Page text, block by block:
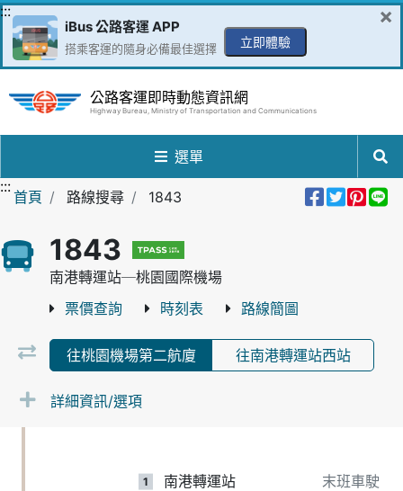
跳到主要內容區
:::
iBus 公路客運 APP
搭乘客運的隨身必備最佳選擇 立即體驗
×
公路客運即時動態資訊網
Highway Bureau, Ministry of Transportation and Communications
選單
:::
首頁 路線搜尋 1843 分享到
分享
分
1843
南港轉運站─桃園國際機場
票價查詢 時刻表 路線簡圖
往桃園機場第二航廈 往南港轉運站西站
詳細資訊/選項
1
南港轉運站
末班車駛